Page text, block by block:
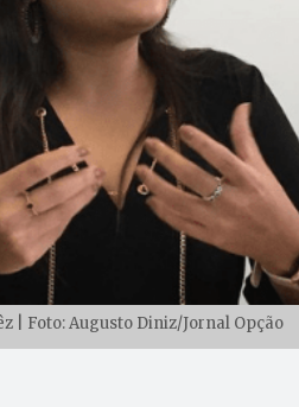
| Foto: Augusto Diniz/Jornal Opção